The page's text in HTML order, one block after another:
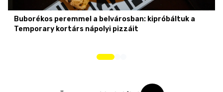
Buborékos peremmel a belvárosban: kipróbáltuk a
Temporary kortárs nápolyi pizzáit